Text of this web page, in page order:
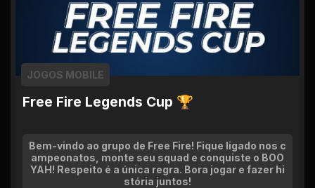
Free Fire Legends Cup 🏆
JOGOS MOBILE
Bem-vindo ao grupo de Free Fire! Fique ligado nos c
ampeonatos, monte seu squad e conquiste o BOO
YAH! Respeito é a única regra. Bora jogar e fazer hi
stória juntos!